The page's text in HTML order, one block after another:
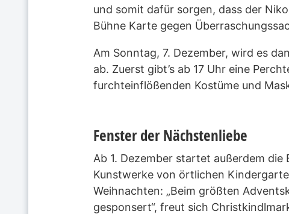
und somit dafür sorgen, dass der
Bühne Karte gegen
Am Sonntag, 7. Dezember, wird es
ab. Zuerst gibt’s ab 17 Uhr eine
furchteinflößenden Kostüme und
Fenster der Nächstenliebe
Ab 1. Dezember startet außerdem
Kunstwerke von örtlichen
Weihnachten: „Beim größten
gesponsert“, freut sich